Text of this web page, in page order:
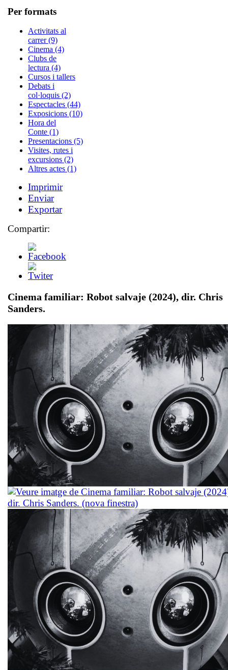
Per formats
Activitats al
carrer (9)
Cinema (4)
Clubs de
lectura (4)
Cursos i tallers
Debats i
col·loquis (2)
Espectacles (44)
Exposicions (10)
Hora del
Conte (1)
Presentacions (5)
Visites, rutes i
excursions (2)
Altres actes (1)
Imprimir
Enviar
Exportar
Compartir:
Cinema familiar: Robot salvaje (2024), dir. Chris
Sanders.